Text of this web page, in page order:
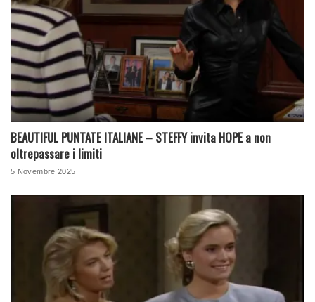
BEAUTIFUL PUNTATE ITALIANE – STEFFY invita HOPE a non
oltrepassare i limiti
5 Novembre 2025